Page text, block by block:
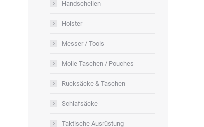
Handschellen
Holster
Messer / Tools
Molle Taschen / Pouches
Rucksäcke & Taschen
Schlafsäcke
Taktische Ausrüstung